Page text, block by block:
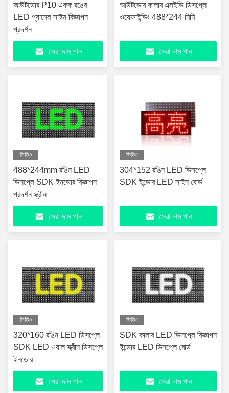
আউটডোর P10 একক রঙের
LED প্যানেল সাইন বিজ্ঞাপন
প্রদর্শন
সেরা দাম পান
আউটডোর কালার এলইডি ডিসপ্লে
ওয়েফাইন্ডিং 488*244 মিমি
সেরা দাম পান
ভিডিও
488*244mm রঙিন LED
ডিসপ্লে SDK ইনডোর বিজ্ঞাপন
প্রদর্শন স্ক্রীন
সেরা দাম পান
ভিডিও
304*152 রঙিন LED ডিসপ্লে
SDK ইন্ডোর LED সাইন বোর্ড
সেরা দাম পান
ভিডিও
320*160 রঙিন LED ডিসপ্লে
SDK LED ওয়াল স্ক্রীন ডিসপ্লে
ইনডোর
সেরা দাম পান
ভিডিও
SDK কালার LED ডিসপ্লে বিজ্ঞাপন
ইন্ডোর LED ডিসপ্লে বোর্ড
সেরা দাম পান